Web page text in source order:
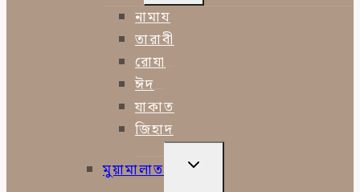
MENU
নামায
তারাবী
রোযা
ঈদ
যাকাত
জিহাদ
মুয়ামালাত
TOGGLE